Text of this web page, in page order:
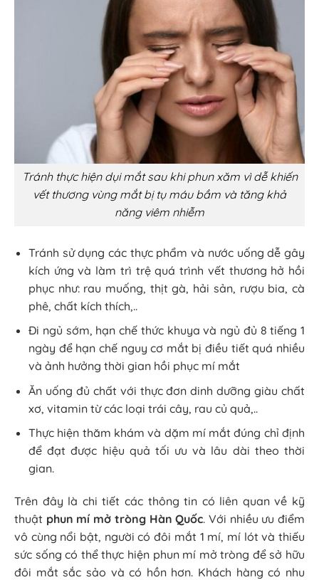
Tránh thực hiện dụi mắt sau khi phun xăm vì dễ khiến
vết thương vùng mắt bị tụ máu bầm và tăng khả
năng viêm nhiễm
Tránh sử dụng các thực phẩm và nước uống dễ gây
kích ứng và làm trì trệ quá trình vết thương hở hồi
phục như: rau muống, thịt gà, hải sản, rượu bia, cà
phê, chất kích thích,..
Đi ngủ sớm, hạn chế thức khuya và ngủ đủ 8 tiếng 1
ngày để hạn chế nguy cơ mắt bị điều tiết quá nhiều
và ảnh hưởng thời gian hồi phục mí mắt
Ăn uống đủ chất với thực đơn dinh dưỡng giàu chất
xơ, vitamin từ các loại trái cây, rau củ quả,..
Thực hiện thăm khám và dặm mí mắt đúng chỉ định
để đạt được hiệu quả tối ưu và lâu dài theo thời
gian.
Trên đây là chi tiết các thông tin có liên quan về kỹ
thuật phun mí mở tròng Hàn Quốc. Với nhiều ưu điểm
vô cùng nổi bật, người có đôi mắt 1 mí, mí lót và thiếu
sức sống có thể thực hiện phun mí mở tròng để sở hữu
đôi mắt sắc sảo và có hồn hơn. Khách hàng có nhu